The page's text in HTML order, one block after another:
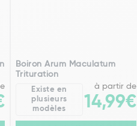
Boiron Arum Maculatum
Trituration
Existe en
plusieurs
modèles
à partir de
14,99€